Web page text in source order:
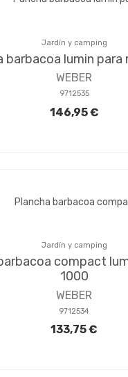
Jardín y camping
barbacoa lumin para
WEBER
9712535
146,95 €
Jardín y camping
compact
1000
WEBER
9712534
133,75 €